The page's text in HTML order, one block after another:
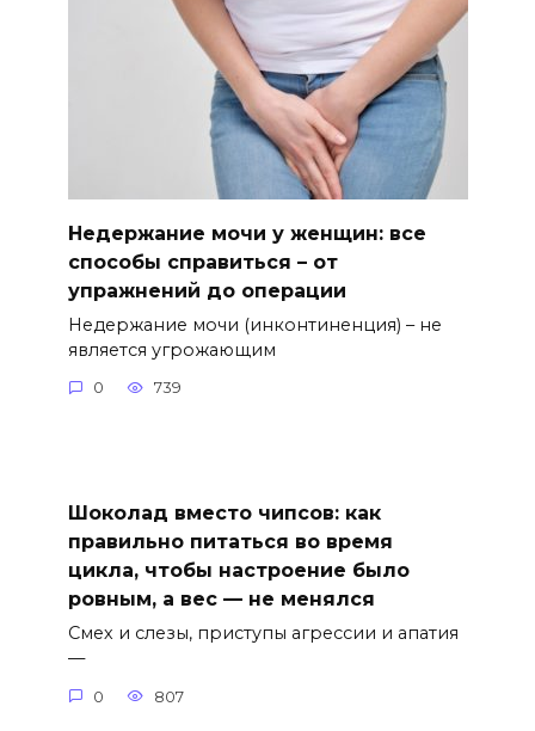
Недержание мочи у женщин: все
способы справиться – от
упражнений до операции
Недержание мочи (инконтиненция) – не
является угрожающим
0 739
Шоколад вместо чипсов: как
правильно питаться во время
цикла, чтобы настроение было
ровным, а вес — не менялся
Смех и слезы, приступы агрессии и апатия
—
0 807